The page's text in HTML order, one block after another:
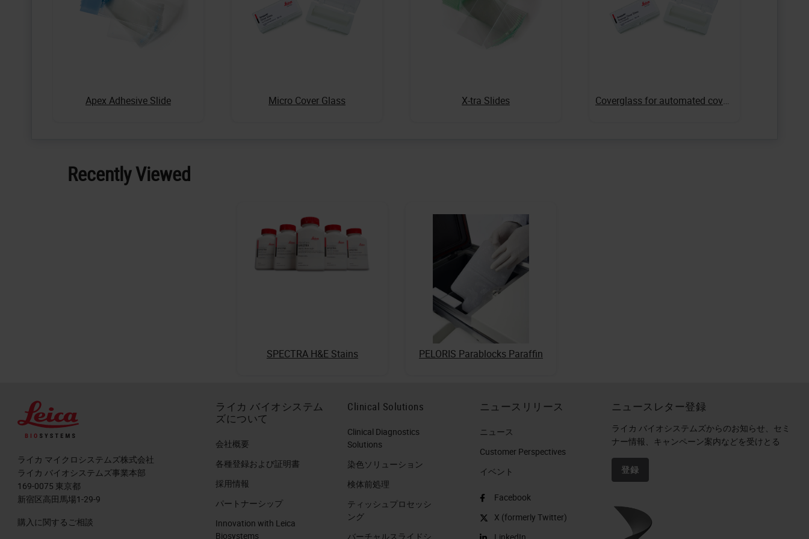
Apex Adhesive Slide Micro Cover Glass X-tra Slides Coverglass for automated coverslippers
Recently Viewed
SPECTRA H&E Stains PELORIS Parablocks Paraffin
ライカ マイクロシステムズ株式会社
ライカ バイオシステムズ事業本部
169-0075 東京都
新宿区高田馬場1-29-9
購入に関するご相談
ライカ バイオシステム
ズについて
会社概要
各種登録および証明書
採用情報
パートナーシップ
Innovation with Leica
Biosystems
Clinical Solutions
Clinical Diagnostics
Solutions
染色ソリューション
検体前処理
ティッシュプロセッシ
ング
バーチャルスライドシ
ニュースリリース
ニュース
Customer Perspectives​
イベント
Facebook
X (formerly Twitter)
ニュースレター登録
ライカ バイオシステムズからのお知らせ、セミ
ナー情報、キャンペーン案内などを受けとる
登録